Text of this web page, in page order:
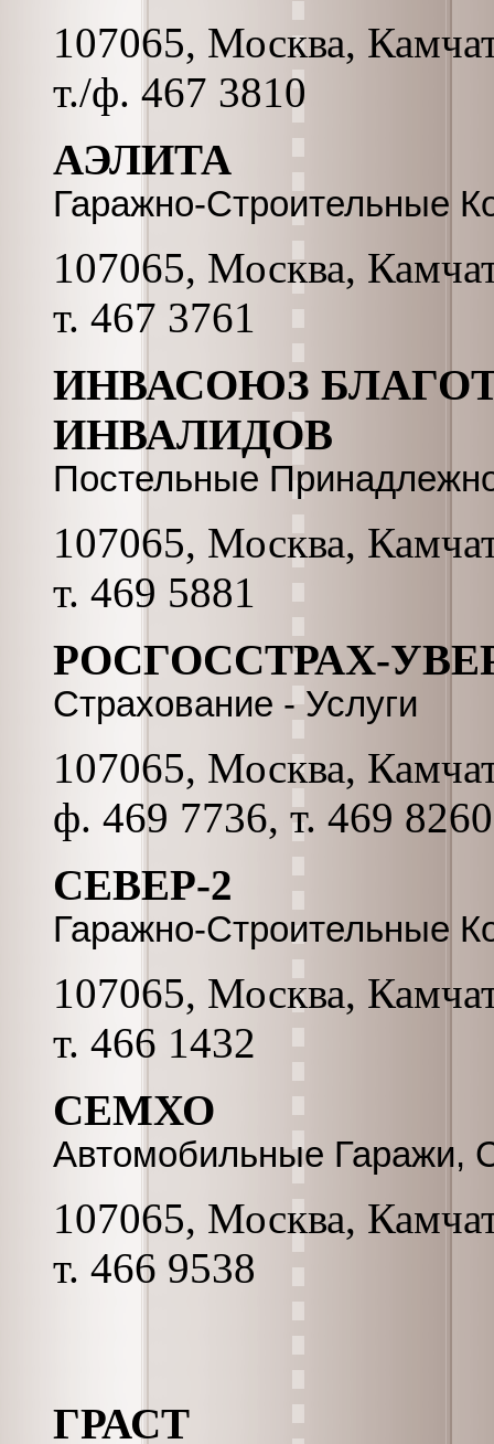
107065, Москва,
т./ф. 467 3810
АЭЛИТА
Гаражно-Строительные
107065, Москва,
т. 467 3761
ИНВАСОЮЗ
ИНВАЛИДОВ
Постельные
107065, Москва,
т. 469 5881
РОСГОССТРАХ-
Страхование - Услуги
107065, Москва,
ф. 469 7736, т. 469 8260
СЕВЕР-2
Гаражно-Строительные
107065, Москва,
т. 466 1432
СЕМХО
Автомобильные Гаражи,
107065, Москва,
т. 466 9538
ГРАСТ